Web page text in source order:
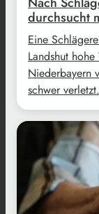
durchsucht
Eine
Landshut
Niederbayern
schwer